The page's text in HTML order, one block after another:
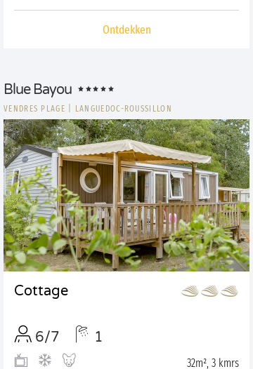
Ontdekken
Blue Bayou
VENDRES PLAGE LANGUEDOC-ROUSSILLON
Cottage
6/7 1
32m², 3 kmrs